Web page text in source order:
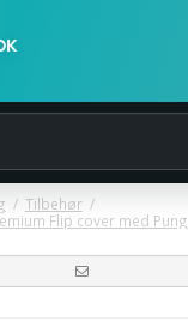
/ Tilbehør /
Flip cover med Pung